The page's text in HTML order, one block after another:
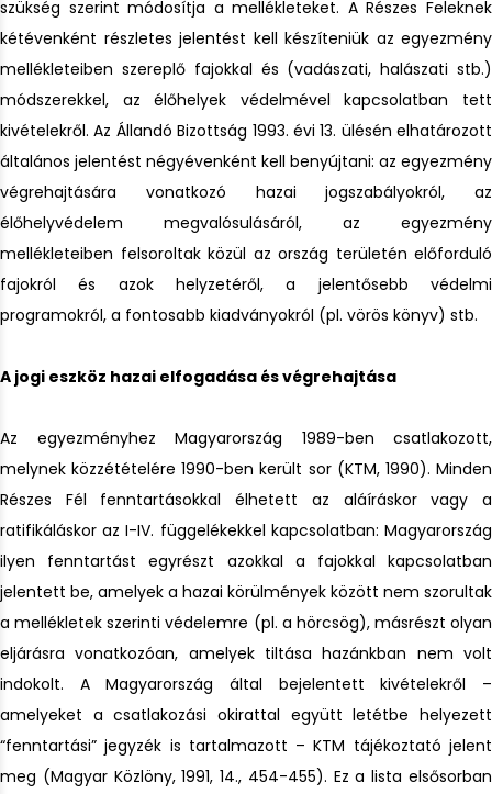
szükség szerint módosítja a mellékleteket. A Részes Feleknek
kétévenként részletes jelentést kell készíteniük az egyezmény
mellékleteiben szereplő fajokkal és (vadászati, halászati stb.)
módszerekkel, az élőhelyek védelmével kapcsolatban tett
kivételekről. Az Állandó Bizottság 1993. évi 13. ülésén elhatározott
általános jelentést négyévenként kell benyújtani: az egyezmény
végrehajtására vonatkozó hazai jogszabályokról, az
élőhelyvédelem megvalósulásáról, az egyezmény
mellékleteiben felsoroltak közül az ország területén előforduló
fajokról és azok helyzetéről, a jelentősebb védelmi
programokról, a fontosabb kiadványokról (pl. vörös könyv) stb.
A jogi eszköz hazai elfogadása és végrehajtása
Az egyezményhez Magyarország 1989-ben csatlakozott,
melynek közzétételére 1990-ben került sor (KTM, 1990). Minden
Részes Fél fenntartásokkal élhetett az aláíráskor vagy a
ratifikáláskor az I-IV. függelékekkel kapcsolatban: Magyarország
ilyen fenntartást egyrészt azokkal a fajokkal kapcsolatban
jelentett be, amelyek a hazai körülmények között nem szorultak
a mellékletek szerinti védelemre (pl. a hörcsög), másrészt olyan
eljárásra vonatkozóan, amelyek tiltása hazánkban nem volt
indokolt. A Magyarország által bejelentett kivételekről –
amelyeket a csatlakozási okirattal együtt letétbe helyezett
“fenntartási” jegyzék is tartalmazott – KTM tájékoztató jelent
meg (Magyar Közlöny, 1991, 14., 454-455). Ez a lista elsősorban